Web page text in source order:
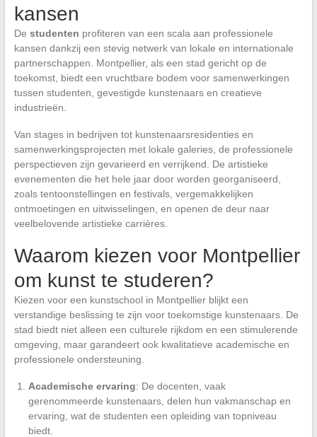
kansen
De studenten profiteren van een scala aan professionele
kansen dankzij een stevig netwerk van lokale en internationale
partnerschappen. Montpellier, als een stad gericht op de
toekomst, biedt een vruchtbare bodem voor samenwerkingen
tussen studenten, gevestigde kunstenaars en creatieve
industrieën.
Van stages in bedrijven tot kunstenaarsresidenties en
samenwerkingsprojecten met lokale galeries, de professionele
perspectieven zijn gevarieerd en verrijkend. De artistieke
evenementen die het hele jaar door worden georganiseerd,
zoals tentoonstellingen en festivals, vergemakkelijken
ontmoetingen en uitwisselingen, en openen de deur naar
veelbelovende artistieke carrières.
Waarom kiezen voor Montpellier
om kunst te studeren?
Kiezen voor een kunstschool in Montpellier blijkt een
verstandige beslissing te zijn voor toekomstige kunstenaars. De
stad biedt niet alleen een culturele rijkdom en een stimulerende
omgeving, maar garandeert ook kwalitatieve academische en
professionele ondersteuning.
Academische ervaring: De docenten, vaak
gerenommeerde kunstenaars, delen hun vakmanschap en
ervaring, wat de studenten een opleiding van topniveau
biedt.